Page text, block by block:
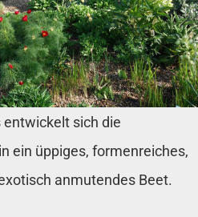
sich die
ein üppiges, formenreiches,
anmutendes Beet.